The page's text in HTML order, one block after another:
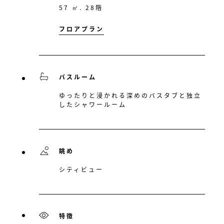
57 ㎡. 28階
フロアプラン
バスルーム
ゆったりと浸かれる深めのバスタブと独立
したシャワールーム
眺め
シティビュー
特徴